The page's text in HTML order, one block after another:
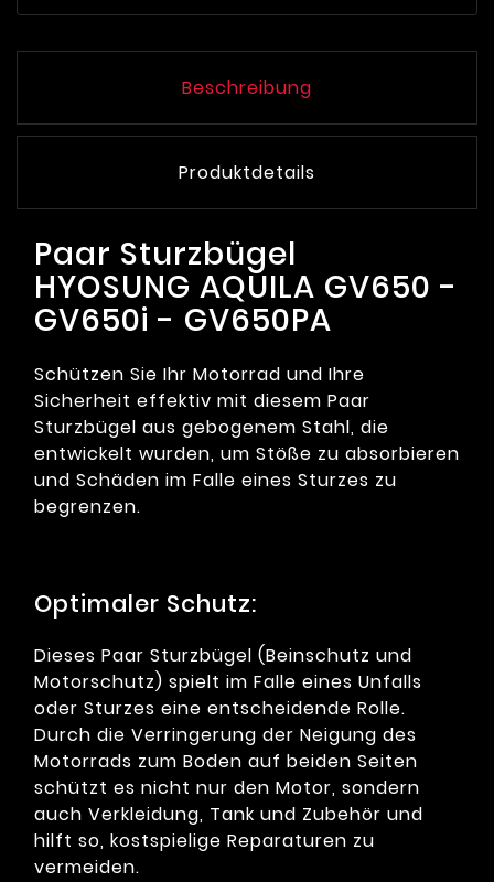
Beschreibung
Produktdetails
Paar Sturzbügel
HYOSUNG AQUILA GV650 -
GV650i - GV650PA
Schützen Sie Ihr Motorrad und Ihre
Sicherheit effektiv mit diesem Paar
Sturzbügel aus gebogenem Stahl, die
entwickelt wurden, um Stöße zu absorbieren
und Schäden im Falle eines Sturzes zu
begrenzen.
Optimaler Schutz:
Dieses Paar Sturzbügel (Beinschutz und
Motorschutz) spielt im Falle eines Unfalls
oder Sturzes eine entscheidende Rolle.
Durch die Verringerung der Neigung des
Motorrads zum Boden auf beiden Seiten
schützt es nicht nur den Motor, sondern
auch Verkleidung, Tank und Zubehör und
hilft so, kostspielige Reparaturen zu
vermeiden.